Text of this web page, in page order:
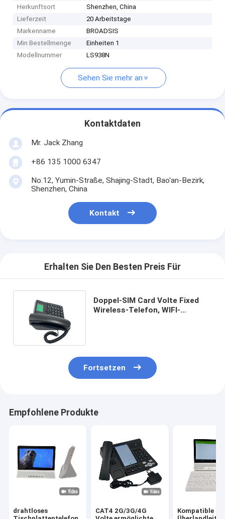
Herkunftsort
Shenzhen, China
Lieferzeit
20 Arbeitstage
Markenname
BROADSIS
Min Bestellmenge
Einheiten 1
Modellnummer
LS938N
Sehen Sie mehr an
Kontaktdaten
Mr. Jack Zhang
+86 135 1000 6347
No.12, Yumin-Straße, Shajing-Stadt, Bao'an-Bezirk,
Shenzhen, China
Kontakt
Erhalten Sie Den Besten Preis Für
Doppel-SIM Card Volte Fixed
Wireless-Telefon, WIFI-
Fortsetzen
Empfohlene Produkte
drahtloses
CAT4 2G/3G/4G
Kompatible